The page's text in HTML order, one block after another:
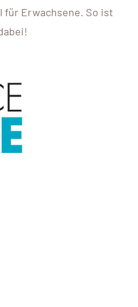
für Erwachsene. So ist